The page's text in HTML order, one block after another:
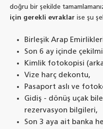
doğru bir şekilde
için gerekli evraklar ise şu
Birleşik Arap
Son 6 ay içinde
Kimlik fotokopisi
Vize harç dekontu,
Pasaport aslı ve
Gidiş - dönüş uçak
rezervasyon bilgileri,
Son 3 aya ait banka